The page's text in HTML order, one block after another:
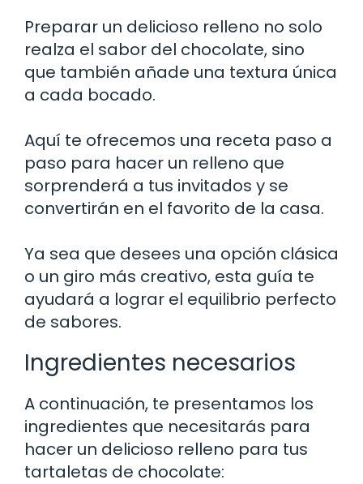
Preparar un delicioso relleno no solo
realza el sabor del chocolate, sino
que también añade una textura única
a cada bocado.
Aquí te ofrecemos una receta paso a
paso para hacer un relleno que
sorprenderá a tus invitados y se
convertirán en el favorito de la casa.
Ya sea que desees una opción clásica
o un giro más creativo, esta guía te
ayudará a lograr el equilibrio perfecto
de sabores.
Ingredientes necesarios
A continuación, te presentamos los
ingredientes que necesitarás para
hacer un delicioso relleno para tus
tartaletas de chocolate: